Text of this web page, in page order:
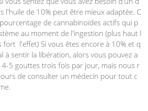
l'huile de 10% peut être mieux adaptée. C
de cannabinoïdes actifs qui p
au moment de l'ingestion (plus haut l
fort l'effet) Si vous êtes encore à 10% et q
à sentir la libération, alors vous pouvez a
5 gouttes trois fois par jour, mais nous r
de consulter un médecin pour tout c